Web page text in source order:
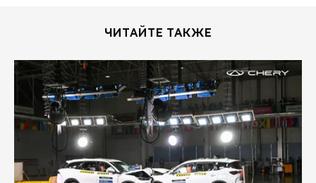
ЧИТАЙТЕ ТАКЖЕ